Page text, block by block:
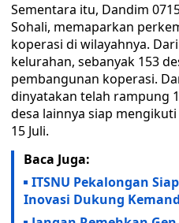
Sementara itu, Dandim
Sohali, memaparkan
koperasi di wilayahnya.
kelurahan, sebanyak 153
pembangunan koperasi.
dinyatakan telah rampung
desa lainnya siap
15 Juli.
Baca Juga:
ITSNU Pekalongan
Inovasi Dukung